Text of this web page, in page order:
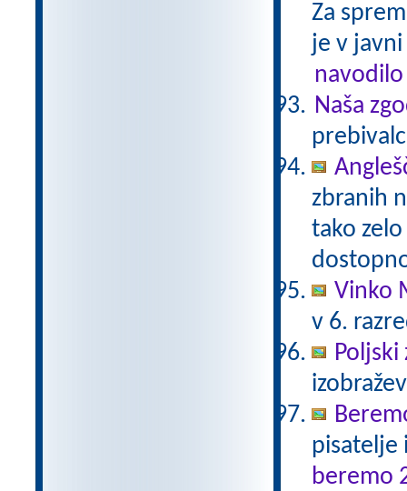
Za
je v
navodilo
Naša
zbranih
tako
Vinko
v 6.
Poljski
pisatelje
beremo